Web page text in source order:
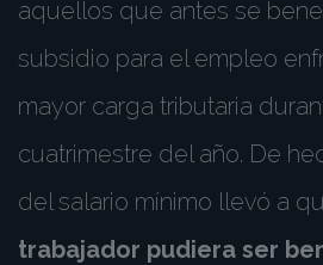
aquellos que antes se
subsidio para el empleo
mayor carga tributaria
cuatrimestre del año. De
del salario mínimo llevó a
trabajador pudiera ser